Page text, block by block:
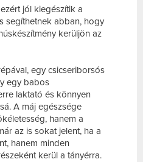
jól kiegészítik a
segíthetnek abban, hogy
kerüljön az
egy csicseriborsós
egy babos
laktató és könnyen
A máj egészsége
hanem a
az is sokat jelent, ha a
hanem minden
kerül a tányérra.